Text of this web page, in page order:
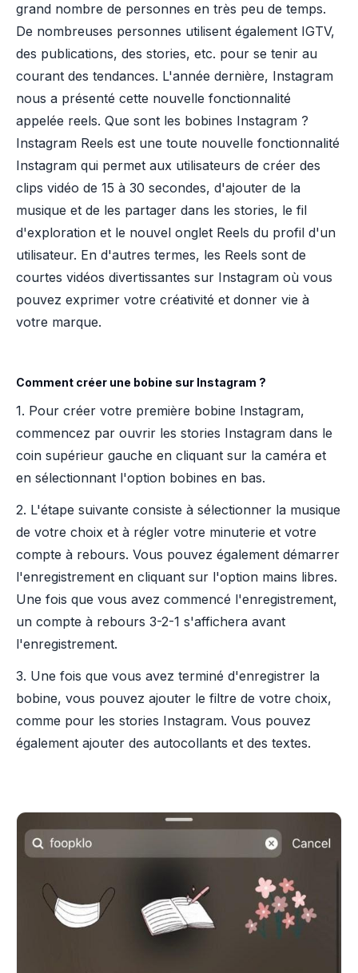
grand nombre de personnes en très peu de temps.
De nombreuses personnes utilisent également IGTV,
des publications, des stories, etc. pour se tenir au
courant des tendances. L'année dernière, Instagram
nous a présenté cette nouvelle fonctionnalité
appelée reels. Que sont les bobines Instagram ?
Instagram Reels est une toute nouvelle fonctionnalité
Instagram qui permet aux utilisateurs de créer des
clips vidéo de 15 à 30 secondes, d'ajouter de la
musique et de les partager dans les stories, le fil
d'exploration et le nouvel onglet Reels du profil d'un
utilisateur. En d'autres termes, les Reels sont de
courtes vidéos divertissantes sur Instagram où vous
pouvez exprimer votre créativité et donner vie à
votre marque.
Comment créer une bobine sur Instagram ?
1. Pour créer votre première bobine Instagram,
commencez par ouvrir les stories Instagram dans le
coin supérieur gauche en cliquant sur la caméra et
en sélectionnant l'option bobines en bas.
2. L'étape suivante consiste à sélectionner la musique
de votre choix et à régler votre minuterie et votre
compte à rebours. Vous pouvez également démarrer
l'enregistrement en cliquant sur l'option mains libres.
Une fois que vous avez commencé l'enregistrement,
un compte à rebours 3-2-1 s'affichera avant
l'enregistrement.
3. Une fois que vous avez terminé d'enregistrer la
bobine, vous pouvez ajouter le filtre de votre choix,
comme pour les stories Instagram. Vous pouvez
également ajouter des autocollants et des textes.